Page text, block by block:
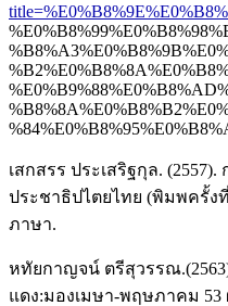
เสกสรร ประเสริฐกุล.
ประชาธิปไตยไทย (พิมพครั้ง
ภาษา.
หทัยกาญจน์ ตรีสุวรรณ
แดง:มองเมษา-พฤษภาคม 53